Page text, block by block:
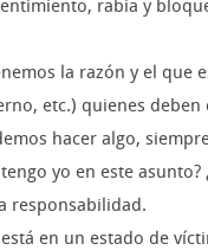
rabia y
la razón y el que
etc.) quienes
hacer algo,
yo en este asunto?
responsabilidad.
en un estado de